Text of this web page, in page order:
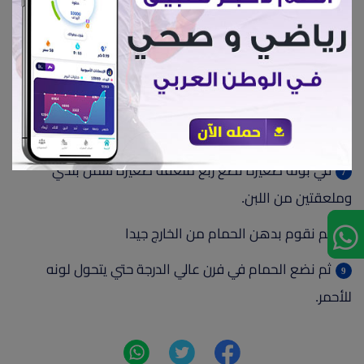
ونهدي النار ونتركه على النار لمدة 10 دقائق.
نقوم بحشو الحمام بالخليط ثم نقفل الجلد جيدا بالخيط
من الخارج.
ثم نقوم بسلقه في ماء به البصل والحبهان وورق اللورا
حتي تمام النضج.
في بولة صغيرة نضع ربع ملعقة صغيرة سمن بلدي
وملعقتين من اللبن.
ثم نقوم بدهن الحمام من الخارج جيدا
ثم نضع الحمام في فرن عالي الدرجة حتي يتحول لونه
للأحمر.